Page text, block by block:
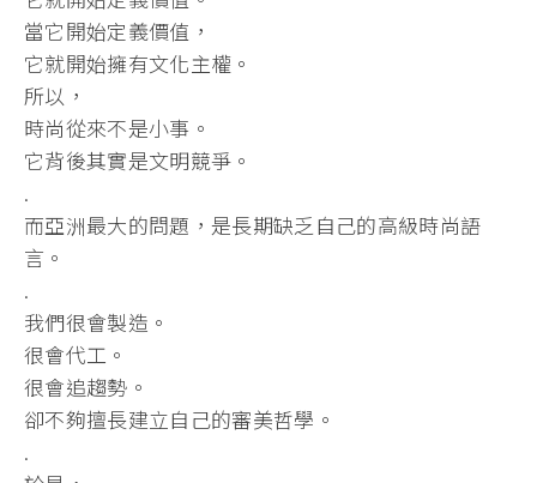
當它開始定義價值，
它就開始擁有文化主權。
所以，
時尚從來不是小事。
它背後其實是文明競爭。
.
而亞洲最大的問題，是長期缺乏自己的高級時尚語
言。
.
我們很會製造。
很會代工。
很會追趨勢。
卻不夠擅長建立自己的審美哲學。
.